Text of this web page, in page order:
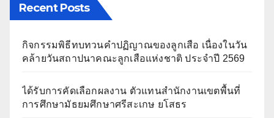
Recent Posts
กิจกรรมพิธีทบทวนคำปฏิญาณของลูกเสือ เนื่องในวัน
คล้ายวันสถาปนาคณะลูกเสือแห่งชาติ ประจำปี 2569
ได้รับการคัดเลือกผลงาน ตัวแทนสำนักงานเขตพื้นที่
การศึกษามัธยมศึกษาศรีสะเกษ ยโสธร